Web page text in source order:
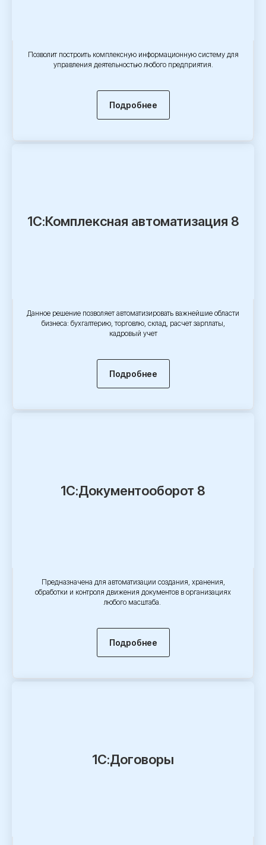
Позволит построить комплексную информационную систему для
управления деятельностью любого предприятия.
Подробнее
1С:Комплексная автоматизация 8
Данное решение позволяет автоматизировать важнейшие области
бизнеса: бухгалтерию, торговлю, склад, расчет зарплаты,
кадровый учет
Подробнее
1С:Документооборот 8
Предназначена для автоматизации создания, хранения,
обработки и контроля движения документов в организациях
любого масштаба.
Подробнее
1С:Договоры